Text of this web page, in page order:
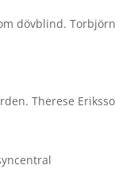
dövblind.
Therese